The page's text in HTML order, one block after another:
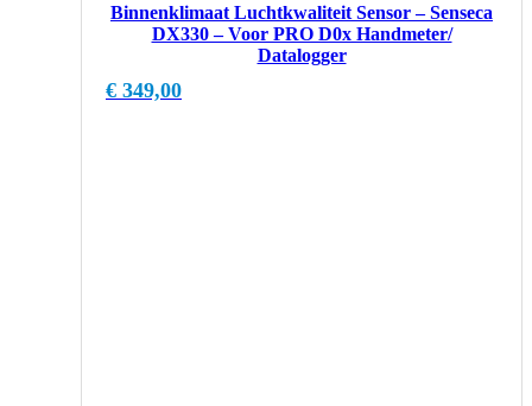
Binnenklimaat Luchtkwaliteit Sensor – Senseca
DX330 – Voor PRO D0x Handmeter/
Datalogger
€ 349,00